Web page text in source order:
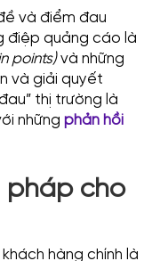
và điểm đau
điệp quảng cáo là
points)và những
và giải quyết
thị trường là
những phản hồi
pháp cho
hàng chính là